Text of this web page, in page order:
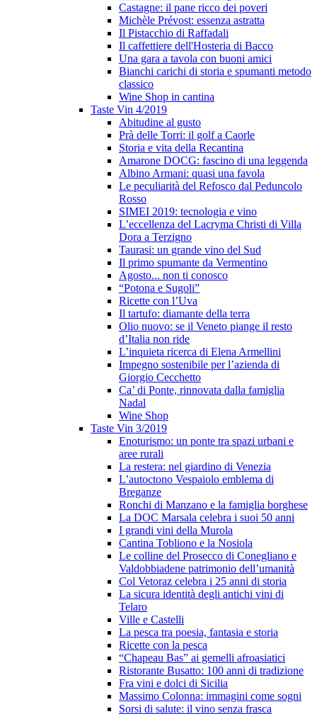
Castagne: il pane ricco dei poveri
Michèle Prévost: essenza astratta
Il Pistacchio di Raffadali
Il caffettiere dell'Hosteria di Bacco
Una gara a tavola con buoni amici
Bianchi carichi di storia e spumanti metodo
classico
Wine Shop in cantina
Taste Vin 4/2019
Abitudine al gusto
Prà delle Torri: il golf a Caorle
Storia e vita della Recantina
Amarone DOCG: fascino di una leggenda
Albino Armani: quasi una favola
Le peculiarità del Refosco dal Peduncolo
Rosso
SIMEI 2019: tecnologia e vino
L’eccellenza del Lacryma Christi di Villa
Dora a Terzigno
Taurasi: un grande vino del Sud
Il primo spumante da Vermentino
Agosto... non ti conosco
“Potona e Sugoli”
Ricette con l’Uva
Il tartufo: diamante della terra
Olio nuovo: se il Veneto piange il resto
d’Italia non ride
L’inquieta ricerca di Elena Armellini
Impegno sostenibile per l’azienda di
Giorgio Cecchetto
Ca’ di Ponte, rinnovata dalla famiglia
Nadal
Wine Shop
Taste Vin 3/2019
Enoturismo: un ponte tra spazi urbani e
aree rurali
La restera: nel giardino di Venezia
L’autoctono Vespaiolo emblema di
Breganze
Ronchi di Manzano e la famiglia borghese
La DOC Marsala celebra i suoi 50 anni
I grandi vini della Murola
Cantina Tobliono e la Nosiola
Le colline del Prosecco di Conegliano e
Valdobbiadene patrimonio dell’umanità
Col Vetoraz celebra i 25 anni di storia
La sicura identità degli antichi vini di
Telaro
Ville e Castelli
La pesca tra poesia, fantasia e storia
Ricette con la pesca
“Chapeau Bas” ai gemelli afroasiatici
Ristorante Busatto: 100 anni di tradizione
Fra vini e dolci di Sicilia
Massimo Colonna: immagini come sogni
Sorsi di salute: il vino senza frasca